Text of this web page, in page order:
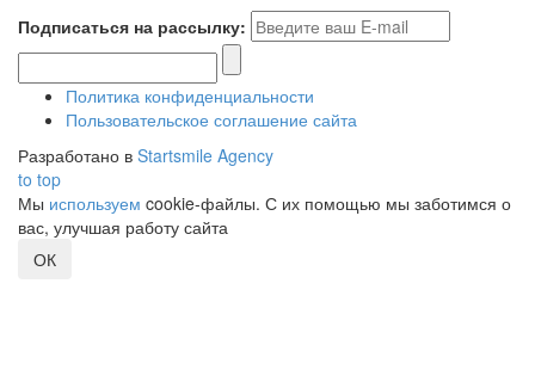
Подписаться на рассылку:
Политика конфиденциальности
Пользовательское соглашение сайта
Разработано в Startsmile Agency
to top
Мы используем cookie-файлы. С их помощью мы заботимся о
вас, улучшая работу сайта
ОК